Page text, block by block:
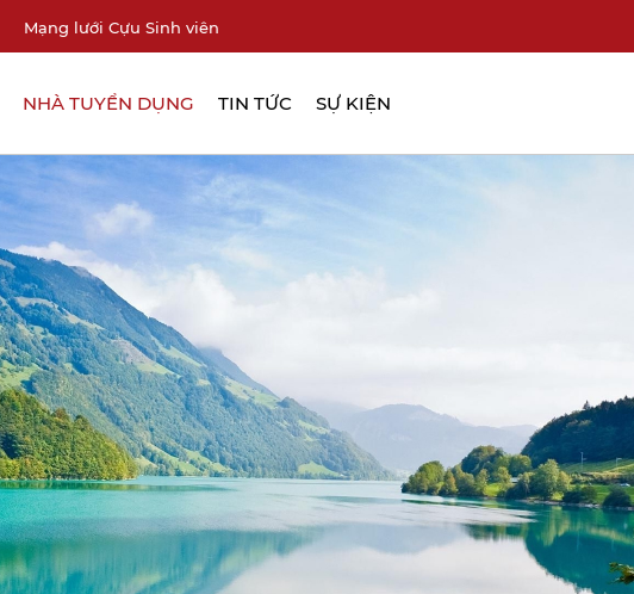
Mạng lưới Cựu Sinh viên
NHÀ TUYỂN DỤNG TIN TỨC SỰ KIỆN